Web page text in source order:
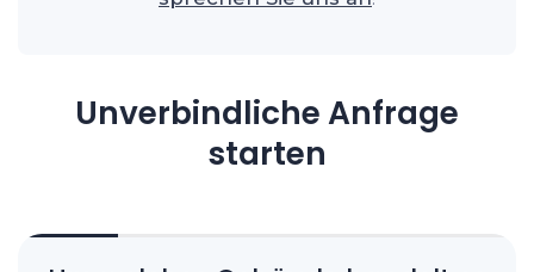
Unverbindliche Anfrage
starten